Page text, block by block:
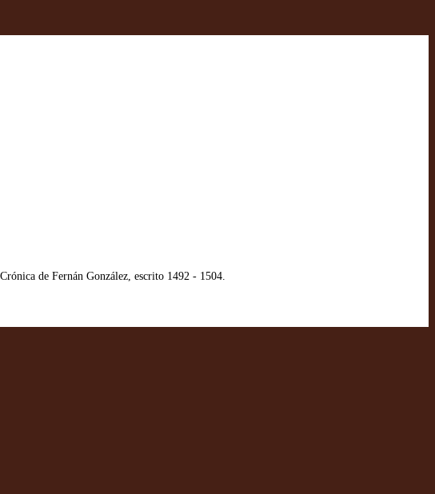
de Fernán González, escrito 1492 - 1504.